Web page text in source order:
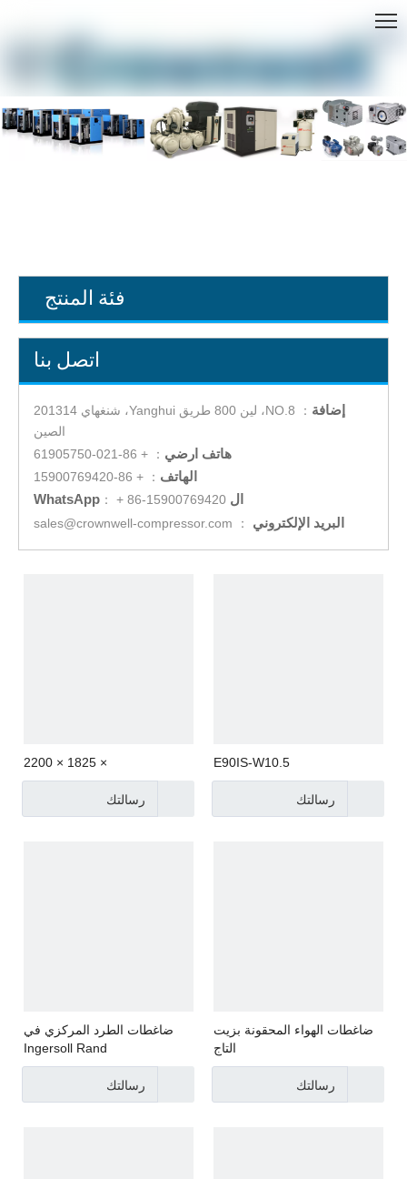
فئة المنتج
اتصل بنا
إضافة ：
NO.8، لين 800 طريق Yanghui، شنغهاي 201314
الصين
هاتف ارضي ：
+ 86-021-61905750
الهاتف ：
+ 86-15900769420
ال WhatsApp ： + 86-15900769420
البريد الإلكتروني ：
sales@crownwell-compressor.com
× 1825 × 2200
رسالتك
E90IS-W10.5
رسالتك
ضاغطات الطرد المركزي في
Ingersoll Rand
رسالتك
ضاغطات الهواء المحقونة بزيت
التاج
رسالتك